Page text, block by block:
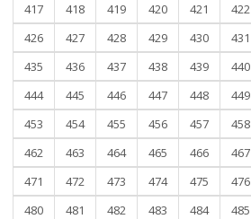
417
418 419 420 421 422
426
427 428 429 430 431
435
436 437 438 439 440
444
445 446 447 448 449
453
454 455 456 457 458
462
463 464 465 466 467
471
472 473 474 475 476
480
481 482 483 484 485